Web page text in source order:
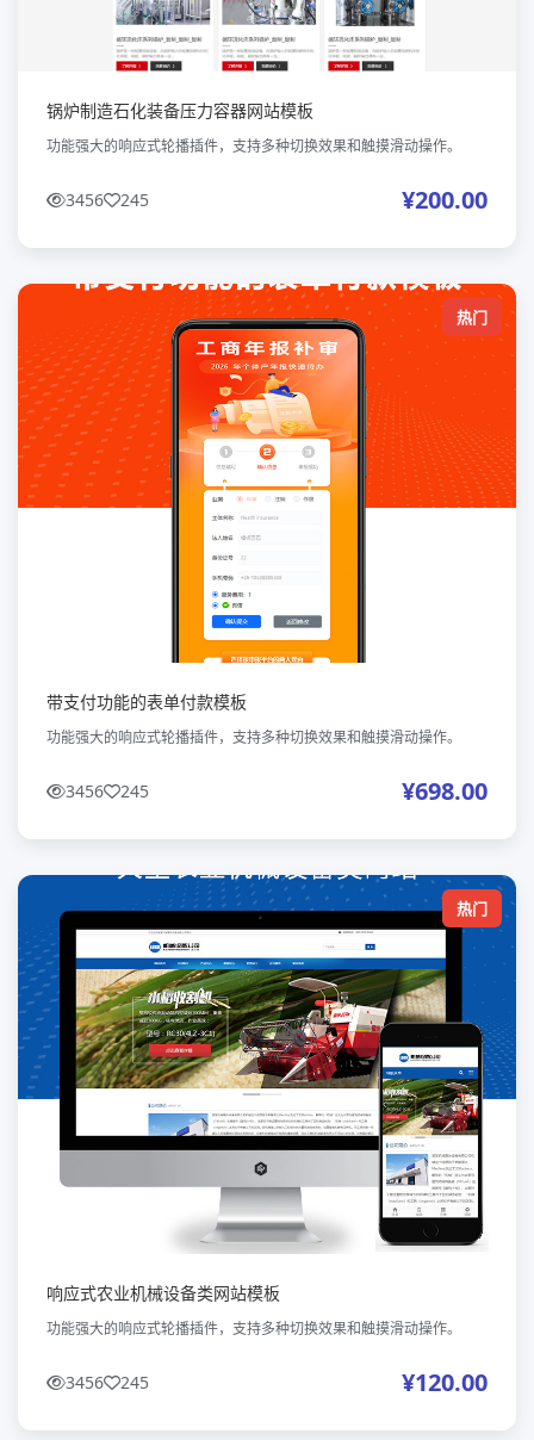
锅炉制造石化装备压力容器网站模板
功能强大的响应式轮播插件，支持多种切换效果和触摸滑动操作。
3456 245 ¥200.00
热门
带支付功能的表单付款模板
功能强大的响应式轮播插件，支持多种切换效果和触摸滑动操作。
3456 245 ¥698.00
热门
响应式农业机械设备类网站模板
功能强大的响应式轮播插件，支持多种切换效果和触摸滑动操作。
3456 245 ¥120.00